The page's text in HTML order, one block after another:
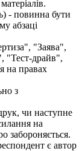
- повинна бути
абзаці
"Заява",
"Тест-драйв",
на правах
з
чи наступне
на
забороняється.
є автор